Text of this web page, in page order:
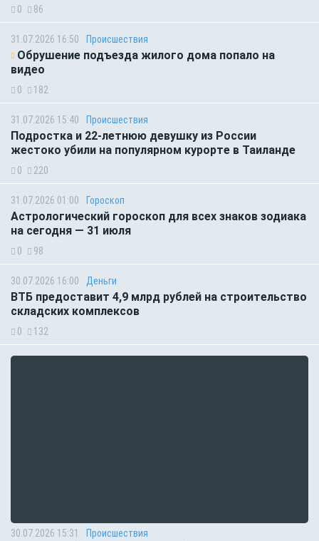
0 86
31.07.2026 16:50 Происшествия
Обрушение подъезда жилого дома попало на
видео
0 182
31.07.2026 15:40 Происшествия
Подростка и 22-летнюю девушку из России
жестоко убили на популярном курорте в Таиланде
0 220
31.07.2026 01:00 Гороскоп
Астрологический гороскоп для всех знаков зодиака
на сегодня — 31 июля
0 98
30.07.2026 16:00 Деньги
ВТБ предоставит 4,9 млрд рублей на строительство
складских комплексов
0 132
30.07.2026 15:31 Происшествия